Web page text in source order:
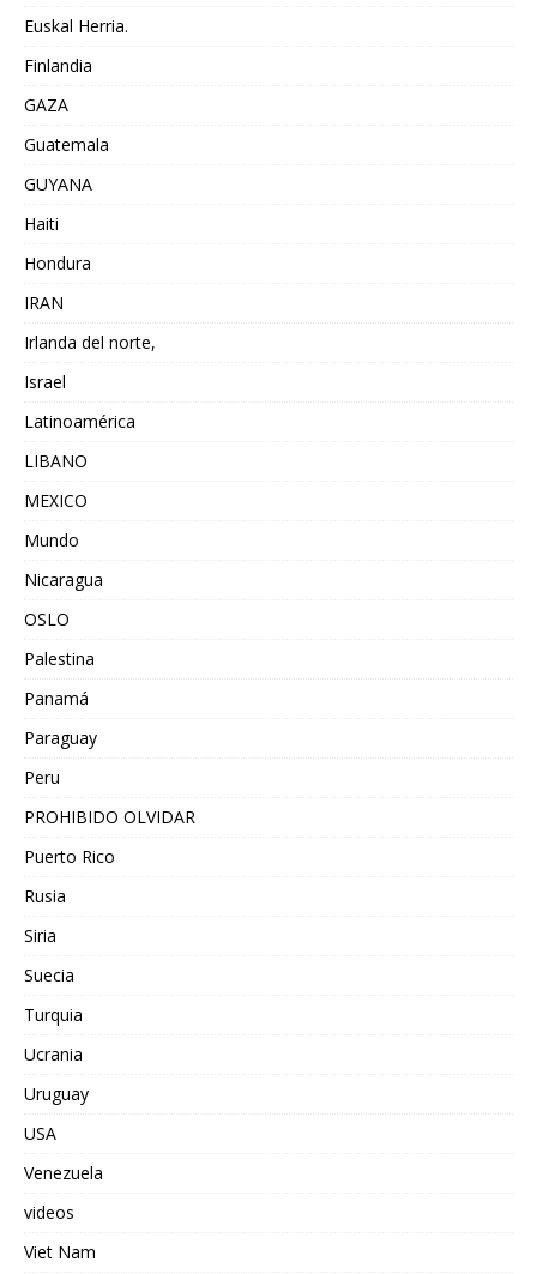
Euskal Herria.
Finlandia
GAZA
Guatemala
GUYANA
Haiti
Hondura
IRAN
Irlanda del norte,
Israel
Latinoamérica
LIBANO
MEXICO
Mundo
Nicaragua
OSLO
Palestina
Panamá
Paraguay
Peru
PROHIBIDO OLVIDAR
Puerto Rico
Rusia
Siria
Suecia
Turquia
Ucrania
Uruguay
USA
Venezuela
videos
Viet Nam